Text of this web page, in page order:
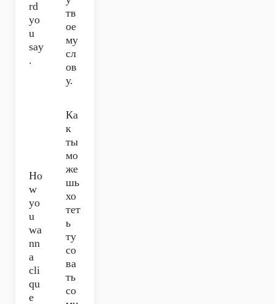
rd
yo
u
say
.
тв
ое
му
сл
ов
у.
Ho
w
yo
u
wa
nn
a
cli
qu
e
Ка
к
ты
мо
же
шь
хо
тет
ь
ту
со
ва
ть
со